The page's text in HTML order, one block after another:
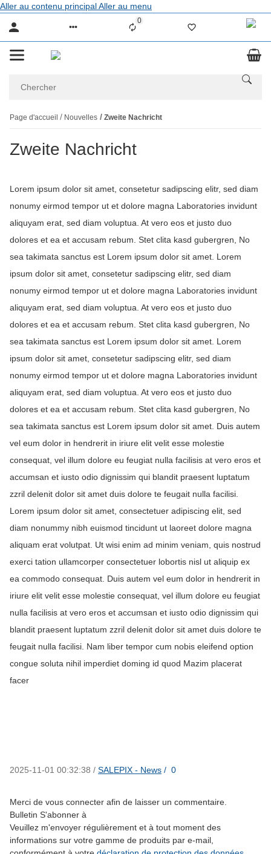
Aller au contenu principalAller au menu
0Liste ist leer
Page d'accueil Nouvelles Zweite Nachricht
Zweite Nachricht
Lorem ipsum dolor sit amet, consetetur sadipscing elitr, sed diam
nonumy eirmod tempor ut et dolore magna Laboratories invidunt
aliquyam erat, sed diam voluptua. At vero eos et justo duo
dolores et ea et accusam rebum. Stet clita kasd gubergren, No
sea takimata sanctus est Lorem ipsum dolor sit amet. Lorem
ipsum dolor sit amet, consetetur sadipscing elitr, sed diam
nonumy eirmod tempor ut et dolore magna Laboratories invidunt
aliquyam erat, sed diam voluptua. At vero eos et justo duo
dolores et ea et accusam rebum. Stet clita kasd gubergren, No
sea takimata sanctus est Lorem ipsum dolor sit amet. Lorem
ipsum dolor sit amet, consetetur sadipscing elitr, sed diam
nonumy eirmod tempor ut et dolore magna Laboratories invidunt
aliquyam erat, sed diam voluptua. At vero eos et justo duo
dolores et ea et accusam rebum. Stet clita kasd gubergren, No
sea takimata sanctus est Lorem ipsum dolor sit amet. Duis autem
vel eum dolor in hendrerit in iriure elit velit esse molestie
consequat, vel illum dolore eu feugiat nulla facilisis at vero eros et
accumsan et iusto odio dignissim qui blandit praesent luptatum
zzril delenit dolor sit amet duis dolore te feugait nulla facilisi.
Lorem ipsum dolor sit amet, consectetuer adipiscing elit, sed
diam nonummy nibh euismod tincidunt ut laoreet dolore magna
aliquam erat volutpat. Ut wisi enim ad minim veniam, quis nostrud
exerci tation ullamcorper consectetuer lobortis nisl ut aliquip ex
ea commodo consequat. Duis autem vel eum dolor in hendrerit in
iriure elit velit esse molestie consequat, vel illum dolore eu feugiat
nulla facilisis at vero eros et accumsan et iusto odio dignissim qui
blandit praesent luptatum zzril delenit dolor sit amet duis dolore te
feugait nulla facilisi. Nam liber tempor cum nobis eleifend option
congue soluta nihil imperdiet doming id quod Mazim placerat
facer
2025-11-01 00:32:38 / SALEPIX - News / commentaires
0
x
Merci de vous connecter afin de laisser un commentaire.
Bulletin S'abonner à
Veuillez m'envoyer régulièrement et à tout moment des
informations sur votre gamme de produits par e-mail,